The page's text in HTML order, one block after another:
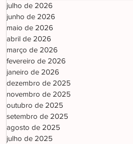
julho de 2026
junho de 2026
maio de 2026
abril de 2026
março de 2026
fevereiro de 2026
janeiro de 2026
dezembro de 2025
novembro de 2025
outubro de 2025
setembro de 2025
agosto de 2025
julho de 2025